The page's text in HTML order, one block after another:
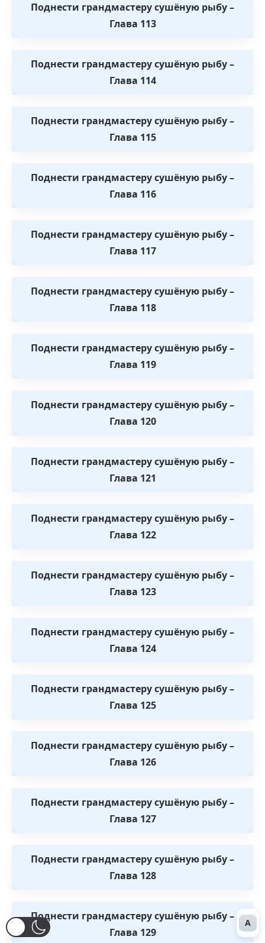
Поднести грандмастеру сушёную рыбу –
Глава 113
Поднести грандмастеру сушёную рыбу –
Глава 114
Поднести грандмастеру сушёную рыбу –
Глава 115
Поднести грандмастеру сушёную рыбу –
Глава 116
Поднести грандмастеру сушёную рыбу –
Глава 117
Поднести грандмастеру сушёную рыбу –
Глава 118
Поднести грандмастеру сушёную рыбу –
Глава 119
Поднести грандмастеру сушёную рыбу –
Глава 120
Поднести грандмастеру сушёную рыбу –
Глава 121
Поднести грандмастеру сушёную рыбу –
Глава 122
Поднести грандмастеру сушёную рыбу –
Глава 123
Поднести грандмастеру сушёную рыбу –
Глава 124
Поднести грандмастеру сушёную рыбу –
Глава 125
Поднести грандмастеру сушёную рыбу –
Глава 126
Поднести грандмастеру сушёную рыбу –
Глава 127
Поднести грандмастеру сушёную рыбу –
Глава 128
Поднести грандмастеру сушёную рыбу –
Глава 129
A